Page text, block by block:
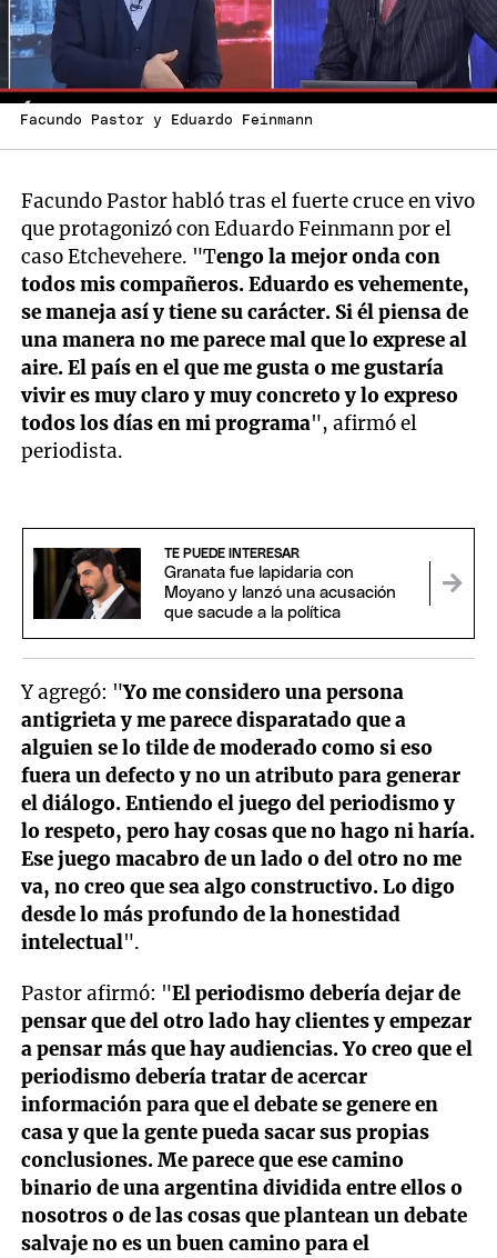
Facundo Pastor y Eduardo Feinmann
Facundo Pastor habló tras el fuerte cruce en vivo
que protagonizó con Eduardo Feinmann por el
caso Etchevehere. "Tengo la mejor onda con
todos mis compañeros. Eduardo es vehemente,
se maneja así y tiene su carácter. Si él piensa de
una manera no me parece mal que lo exprese al
aire. El país en el que me gusta o me gustaría
vivir es muy claro y muy concreto y lo expreso
todos los días en mi programa", afirmó el
periodista.
TE PUEDE INTERESAR
Granata fue lapidaria con
Moyano y lanzó una acusación
que sacude a la política
Y agregó: "Yo me considero una persona
antigrieta y me parece disparatado que a
alguien se lo tilde de moderado como si eso
fuera un defecto y no un atributo para generar
el diálogo. Entiendo el juego del periodismo y
lo respeto, pero hay cosas que no hago ni haría.
Ese juego macabro de un lado o del otro no me
va, no creo que sea algo constructivo. Lo digo
desde lo más profundo de la honestidad
intelectual".
Pastor afirmó: "El periodismo debería dejar de
pensar que del otro lado hay clientes y empezar
a pensar más que hay audiencias. Yo creo que el
periodismo debería tratar de acercar
información para que el debate se genere en
casa y que la gente pueda sacar sus propias
conclusiones. Me parece que ese camino
binario de una argentina dividida entre ellos o
nosotros o de las cosas que plantean un debate
salvaje no es un buen camino para el